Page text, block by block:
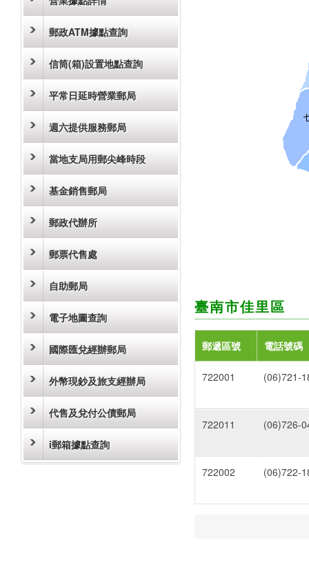
郵政ATM據點查詢
信筒(箱)設置地點查詢
平常日延時營業郵局
週六提供服務郵局
當地支局用郵尖峰時段
基金銷售郵局
郵政代辦所
郵票代售處
自助郵局
電子地圖查詢
國際匯兌經辦郵局
外幣現鈔及旅支經辦局
代售及兌付公債郵局
i郵箱據點查詢
臺南市佳里區
郵遞區號 電話號碼
722001 (06)721-
722011 (06)726-
722002 (06)722-